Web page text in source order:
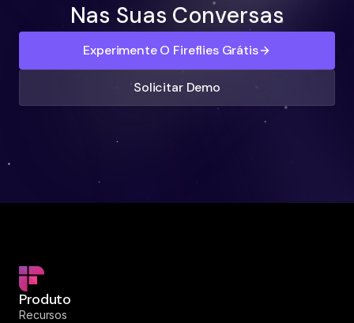
Nas Suas Conversas
Experimente O Fireflies Grátis
Solicitar Demo
Produto
Recursos